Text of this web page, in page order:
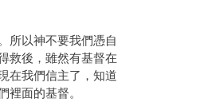
所以神不要我們憑自
救後，雖然有基督在
在我們信主了，知道
面的基督。